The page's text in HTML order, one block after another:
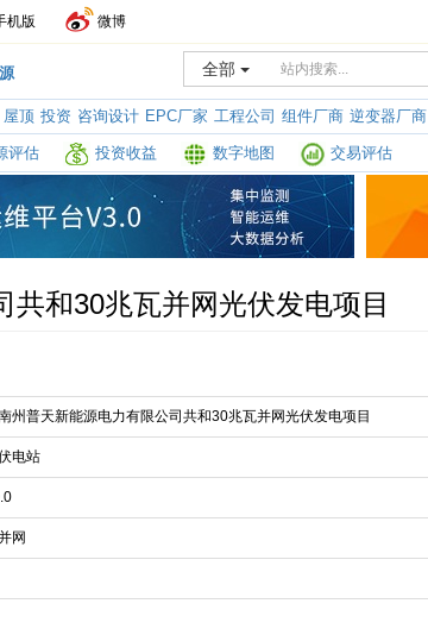
机版 微博
全部
屋顶 投资 咨询设计 EPC厂家 工程公司 组件厂商 逆变器厂商
评估 投资收益 数字地图 交易评估
和30兆瓦并网光伏发电项目
州普天新能源电力有限公司共和30兆瓦并网光伏发电项目
电站
网